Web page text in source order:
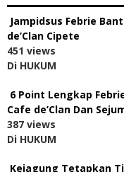
Jampidsus Febrie
de’Clan Cipete
451 views
Di HUKUM
6 Point Lengkap
Cafe de’Clan Dan
387 views
Di HUKUM
Kejagung Tetapkan